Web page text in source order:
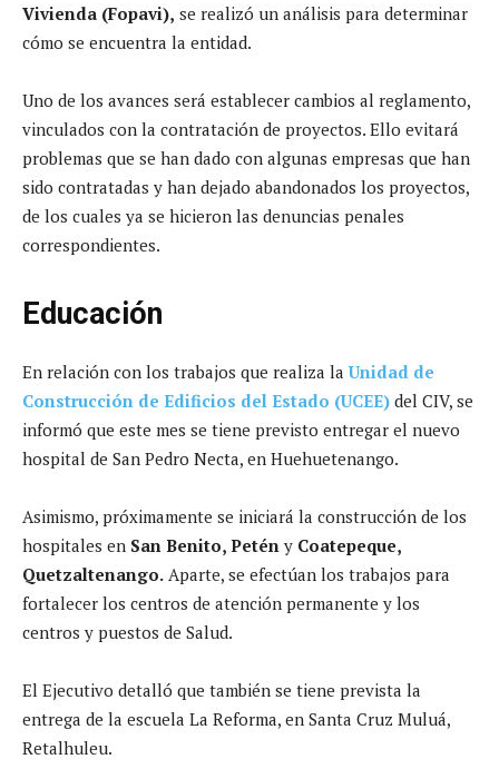
Vivienda (Fopavi), se realizó un análisis para determinar
cómo se encuentra la entidad.
Uno de los avances será establecer cambios al reglamento,
vinculados con la contratación de proyectos. Ello evitará
problemas que se han dado con algunas empresas que han
sido contratadas y han dejado abandonados los proyectos,
de los cuales ya se hicieron las denuncias penales
correspondientes.
Educación
En relación con los trabajos que realiza laUnidad de
Construcción de Edificios del Estado (UCEE) del CIV, se
informó que este mes se tiene previsto entregar el nuevo
hospital de San Pedro Necta, en Huehuetenango.
Asimismo, próximamente se iniciará la construcción de los
hospitales en San Benito, Petén y Coatepeque,
Quetzaltenango. Aparte, se efectúan los trabajos para
fortalecer los centros de atención permanente y los
centros y puestos de Salud.
El Ejecutivo detalló que también se tiene prevista la
entrega de la escuela La Reforma, en Santa Cruz Muluá,
Retalhuleu.